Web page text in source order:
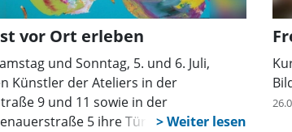
vor Ort erleben
und Sonntag, 5. und 6. Juli,
Künstler der Ateliers in der
9 und 11 sowie in der
5 ihre Türen